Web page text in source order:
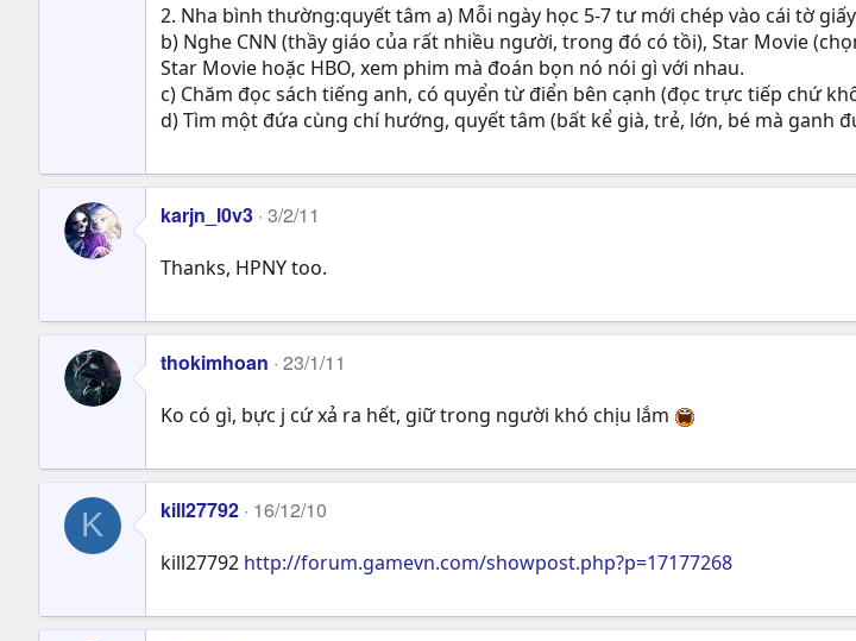
2. Nha bình thường:quyết tâm a) Mỗi ngày học 5-7 tư mới chép vào cái tờ
b) Nghe CNN (thầy giáo của rất nhiều người, trong đó có tồi), Star Movie
Star Movie hoặc HBO, xem phim mà đoán bọn nó nói gì với nhau.
c) Chăm đọc sách tiếng anh, có quyển từ điển bên cạnh (đọc trực tiếp chứ
d) Tìm một đứa cùng chí hướng, quyết tâm (bất kể già, trẻ, lớn, bé mà ganh
karjn_l0v3 3/2/11
Thanks, HPNY too.
thokimhoan 23/1/11
Ko có gì, bực j cứ xả ra hết, giữ trong người khó chịu lắm
K kill27792 16/12/10
kill27792 http://forum.gamevn.com/showpost.php?p=17177268